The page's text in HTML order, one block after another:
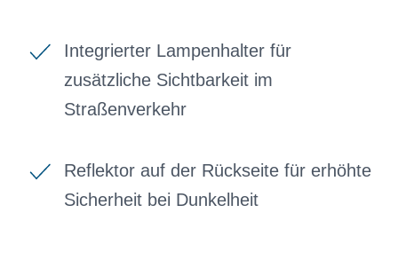
Integrierter Lampenhalter für
zusätzliche Sichtbarkeit im
Straßenverkehr
Reflektor auf der Rückseite für erhöhte
Sicherheit bei Dunkelheit